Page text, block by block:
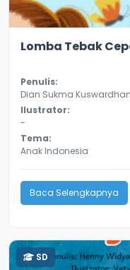
Lomba Tebak
Penulis:
Dian Sukma
Ilustrator:
-
Tema:
Anak Indonesia
Baca Selengkapnya
SD